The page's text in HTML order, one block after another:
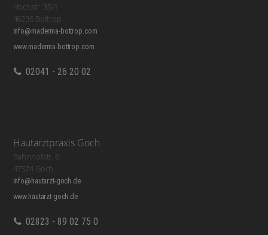
Hochstr. 35/1
46236 Bottrop
info@maderma-bottrop.com
www.maderma-bottrop.com
02041 - 26 20 02
Hautarztpraxis Goch
Bahnhofstr. 6
47574 Goch
info@hautarzt-goch.de
www.hautarzt-goch.de
02823 - 89 02 75 0